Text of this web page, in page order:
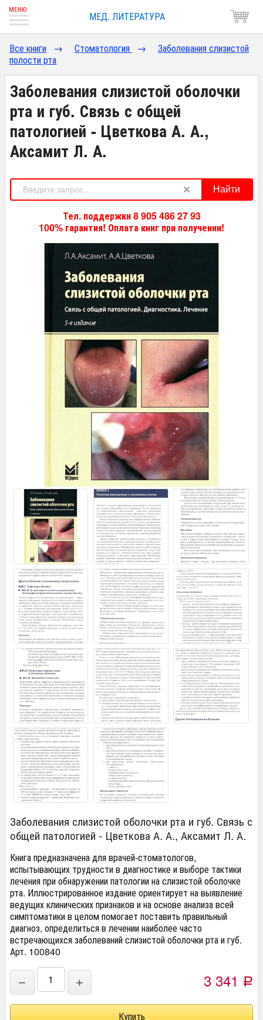
МЕД. ЛИТЕРАТУРА
Все книги → Стоматология →
Заболевания слизистой
полости рта
Заболевания слизистой оболочки
рта и губ. Связь с общей
патологией - Цветкова А. А.,
Аксамит Л. А.
Найти
Тел. поддержки 8 905 486 27 93
100% гарантия! Оплата книг при получении!
Заболевания слизистой оболочки рта и губ. Связь с
общей патологией - Цветкова А. А., Аксамит Л. А.
Книга предназначена для врачей-стоматологов,
испытывающих трудности в диагностике и выборе тактики
лечения при обнаружении патологии на слизистой оболочке
рта. Иллюстрированное издание ориентирует на выявление
ведущих клинических признаков и на основе анализа всей
симптоматики в целом помогает поставить правильный
диагноз, определиться в лечении наиболее часто
встречающихся заболеваний слизистой оболочки рта и губ.
Арт. 100840
− + 3 341 Р